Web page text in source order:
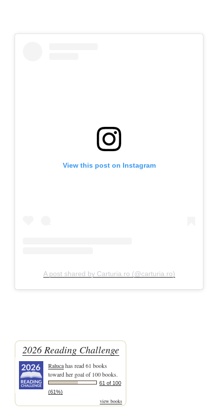
View this post on Instagram
A post shared by Carturia.ro (@carturia.ro)
2026 Reading Challenge
Ralucahas read 61 books
toward her goal of 100 books.
61 of 100
(61%)
view books